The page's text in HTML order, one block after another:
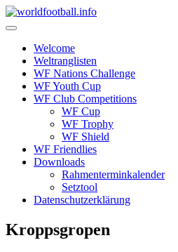
Skip
to
Welcome
Weltranglisten
WF Nations Challenge
WF Youth Cup
WF Club Competitions
WF Cup
WF Trophy
WF Shield
WF Friendlies
Downloads
Rahmenterminkalender
Setztool
Datenschutzerklärung
Kroppsgropen